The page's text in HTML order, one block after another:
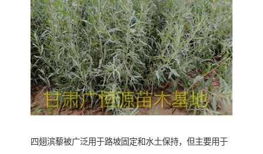
四翅滨藜被广泛用于路坡固定和水土保持，但主要用于